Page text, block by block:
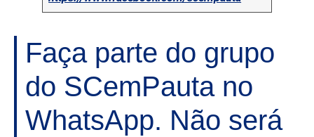
Faça parte do grupo
do SCemPauta no
WhatsApp. Não será